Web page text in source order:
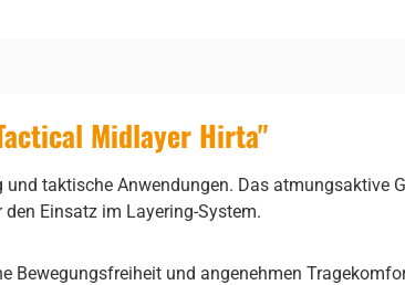
Midlayer Hirta"
taktische Anwendungen. Das atmungsaktive
Einsatz im Layering-System.
Bewegungsfreiheit und angenehmen